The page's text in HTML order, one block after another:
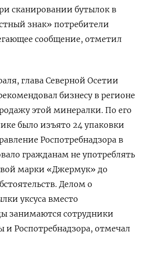
сканировании бутылок в
знак» потребители
сообщение, отметил
глава Северной Осетии
бизнесу в регионе
этой минералки. По его
было изъято 24 упаковки
Роспотребнадзора в
гражданам не употреблять
марки «Джермук» до
Делом о
уксуса вместо
занимаются сотрудники
и Роспотребнадзора, отмечал